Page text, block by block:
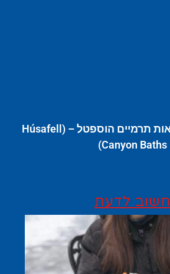
בריכות & מרחצאות תרמיים הוספטל – (Húsafell
Canyon Baths)
חשוב לדעת